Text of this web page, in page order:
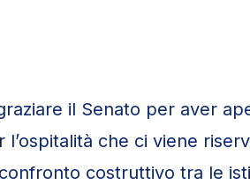
il Senato per aver
l’ospitalità che ci viene
costruttivo tra le